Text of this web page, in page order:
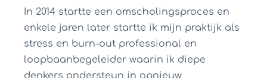
In 2014 startte een omscholingsproces en
enkele jaren later startte ik mijn praktijk als
stress en burn-out professional en
loopbaanbegeleider waarin ik diepe
denkers ondersteun in opnieuw